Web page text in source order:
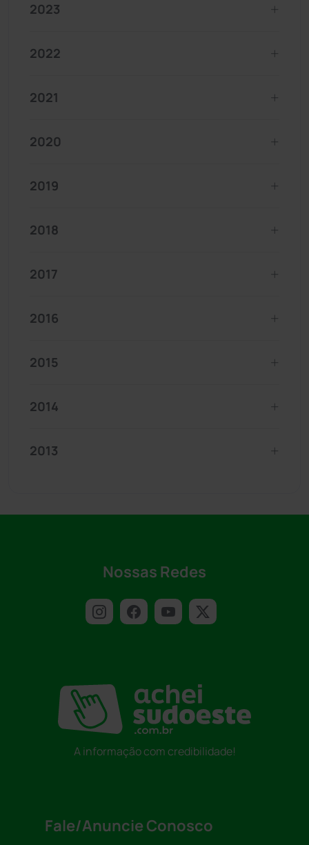
2023
2022
2021
2020
2019
2018
2017
2016
2015
2014
2013
Nossas Redes
A informação com credibilidade!
Fale/Anuncie Conosco